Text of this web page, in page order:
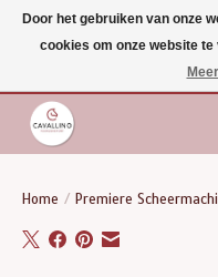
Gratis verzending vanaf €75 binnen
dezelfde dag verzonden |
Home / Premiere
Door het gebruiken van onze
cookies om onze website